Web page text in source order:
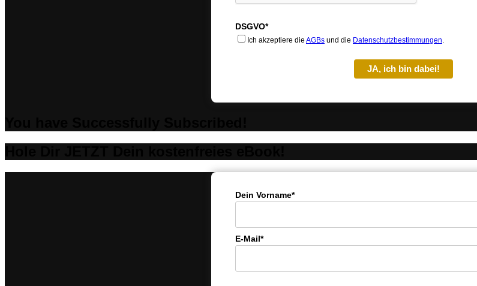
DSGVO*
Ich akzeptiere die AGBs und die Datenschutzbestimmungen.
JA, ich bin dabei!
Dein Vorname*
E-Mail*